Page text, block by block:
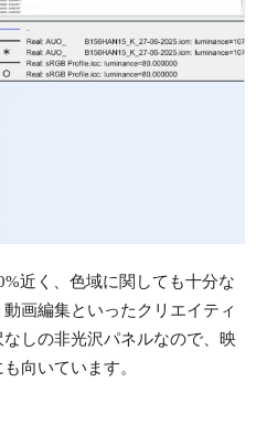
近く、色域に関しても十分な
画編集といったクリエイティ
しの非光沢パネルなので、映
向いています。